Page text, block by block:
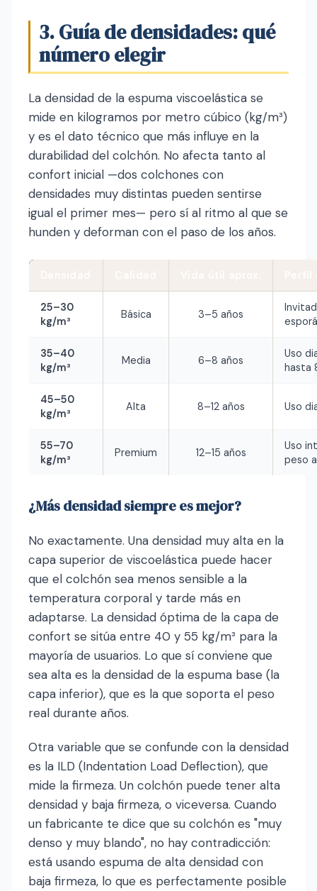
3. Guía de densidades: qué
número elegir
La densidad de la espuma viscoelástica se
mide en kilogramos por metro cúbico (kg/m³)
y es el dato técnico que más influye en la
durabilidad del colchón. No afecta tanto al
confort inicial —dos colchones con
densidades muy distintas pueden sentirse
igual el primer mes— pero sí al ritmo al que se
hunden y deforman con el paso de los años.
25–30
kg/m³
Básica 3–5 años
35–40
kg/m³
Media 6–8 años
Uso
hasta
45–50
kg/m³
Alta 8–12 años Uso
55–70
kg/m³
Premium 12–15 años
Uso
peso
¿Más densidad siempre es mejor?
No exactamente. Una densidad muy alta en la
capa superior de viscoelástica puede hacer
que el colchón sea menos sensible a la
temperatura corporal y tarde más en
adaptarse. La densidad óptima de la capa de
confort se sitúa entre 40 y 55 kg/m³ para la
mayoría de usuarios. Lo que sí conviene que
sea alta es la densidad de la espuma base (la
capa inferior), que es la que soporta el peso
real durante años.
Otra variable que se confunde con la densidad
es la ILD (Indentation Load Deflection), que
mide la firmeza. Un colchón puede tener alta
densidad y baja firmeza, o viceversa. Cuando
un fabricante te dice que su colchón es "muy
denso y muy blando", no hay contradicción:
está usando espuma de alta densidad con
baja firmeza, lo que es perfectamente posible